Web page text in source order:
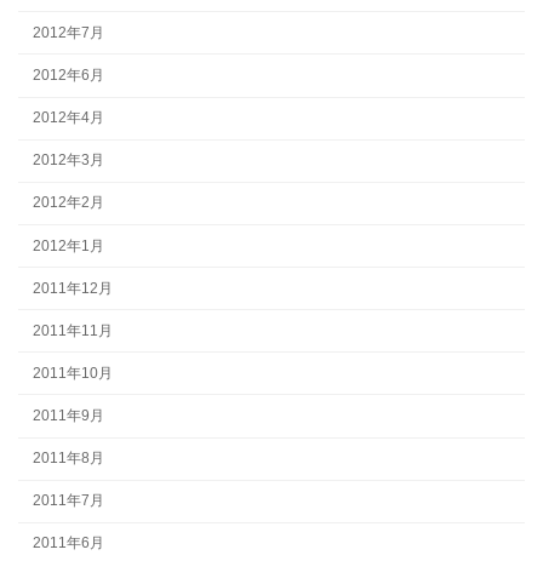
2012年7月
2012年6月
2012年4月
2012年3月
2012年2月
2012年1月
2011年12月
2011年11月
2011年10月
2011年9月
2011年8月
2011年7月
2011年6月